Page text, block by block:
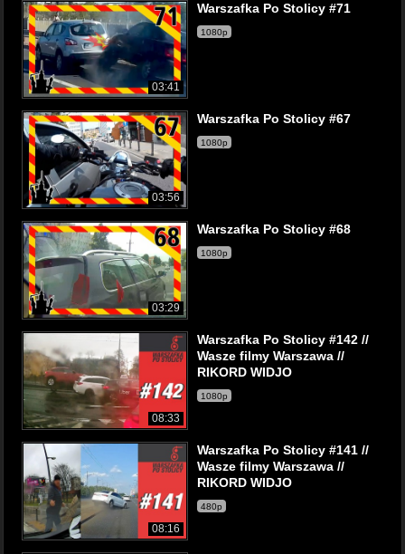
03:41
Warszafka Po Stolicy #71
1080p
03:56
Warszafka Po Stolicy #67
1080p
03:29
Warszafka Po Stolicy #68
1080p
08:33
Warszafka Po Stolicy #142 //
Wasze filmy Warszawa //
RIKORD WIDJO
1080p
08:16
Warszafka Po Stolicy #141 //
Wasze filmy Warszawa //
RIKORD WIDJO
480p